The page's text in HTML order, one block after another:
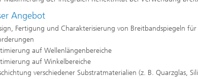
Angebot
Fertigung und Charakterisierung von Breitbandspiegeln
auf Wellenlängenbereiche
auf Winkelbereiche
verschiedener Substratmaterialien (z. B. Quarzglas,